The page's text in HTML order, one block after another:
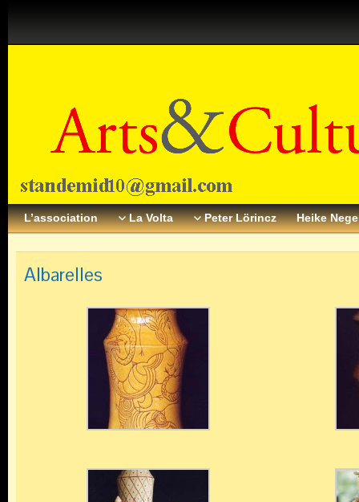
L’association La Volta Peter Lörincz Heike
Albarelles